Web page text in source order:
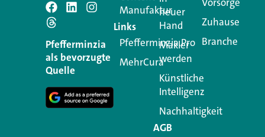
Schreiben
Ihre E-Mail-Adresse wird
Kommentar
Pfefferminzia
als bevorzugte
Quelle
Manufaktur
Links
Pfefferminzia.Pro
MehrCura
neuer
Hand
Makler
werden
Künstliche
Intelligenz
Nachhaltigkeit
AGB
Zuhause
Branche